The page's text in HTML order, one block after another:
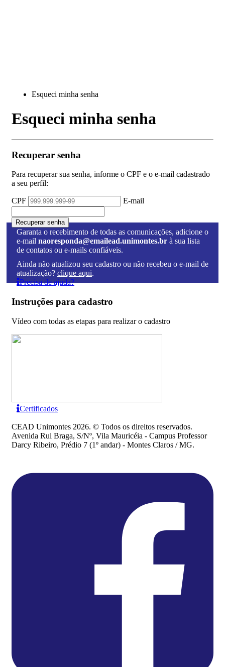
Esqueci minha senha
Esqueci minha senha
Recuperar senha
Para recuperar sua senha, informe o CPF e o e-mail cadastrado
a seu perfil:
CPF E-mail
Recuperar senha
Garanta o recebimento de todas as comunicações, adicione o
e-mail naoresponda@emailead.unimontes.br à sua lista
de contatos ou e-mails confiáveis.
Ainda não atualizou seu cadastro ou não recebeu o e-mail de
atualização? clique aqui.
Precisa de ajuda?
Instruções para cadastro
Vídeo com todas as etapas para realizar o cadastro
Certificados
CEAD Unimontes 2026. © Todos os direitos reservados.
Avenida Rui Braga, S/Nº, Vila Mauricéia - Campus Professor
Darcy Ribeiro, Prédio 7 (1º andar) - Montes Claros / MG.